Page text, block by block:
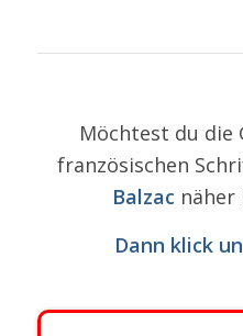
Möchtest du die
französischen
Balzac näher
Dann klick